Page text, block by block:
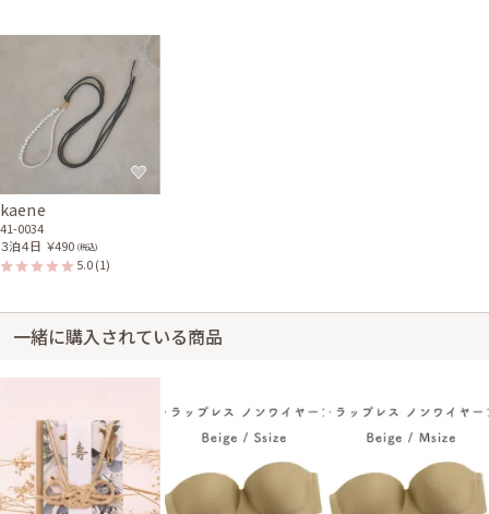
kaene
41-0034
３泊４日 ￥490 (税込)
5.0(1)
一緒に購入されている商品